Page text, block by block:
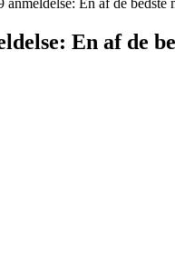
anmeldelse: En af de bedste
En af de